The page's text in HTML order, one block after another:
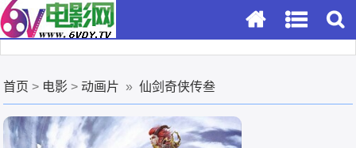
首页 > 电影 >动画片 »仙剑奇侠传叁